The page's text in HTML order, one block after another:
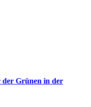
der Grünen in der